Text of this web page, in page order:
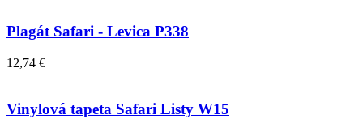
Plagát Safari - Levica P338
12,74 €
Vinylová tapeta Safari Listy W15